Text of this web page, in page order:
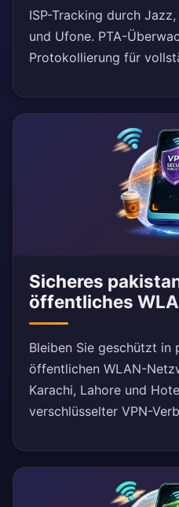
ISP-Tracking durch
und Ufone. PTA-
Protokollierung für
Sicheres
öffentliches
Bleiben Sie geschützt in
öffentlichen WLAN-
Karachi, Lahore und
verschlüsselter VPN-